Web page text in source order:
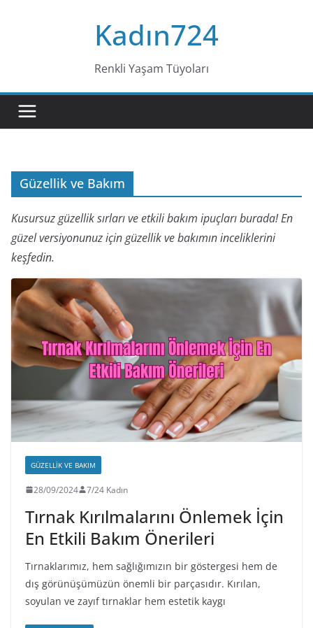
Kadın724
Renkli Yaşam Tüyoları
Güzellik ve Bakım
Kusursuz güzellik sırları ve etkili bakım ipuçları burada! En
güzel versiyonunuz için güzellik ve bakımın inceliklerini
keşfedin.
GÜZELLIK VE BAKIM
28/09/2024 7/24 Kadın
Tırnak Kırılmalarını Önlemek İçin
En Etkili Bakım Önerileri
Tırnaklarımız, hem sağlığımızın bir göstergesi hem de
dış görünüşümüzün önemli bir parçasıdır. Kırılan,
soyulan ve zayıf tırnaklar hem estetik kaygı